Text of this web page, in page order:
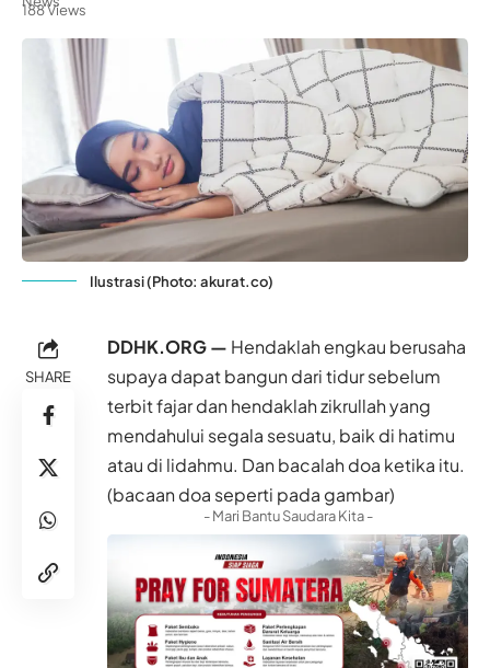
188 Views
Ilustrasi (Photo: akurat.co)
SHARE
DDHK.ORG — Hendaklah engkau berusaha
supaya dapat bangun dari tidur sebelum
terbit fajar dan hendaklah zikrullah yang
mendahului segala sesuatu, baik di hatimu
atau di lidahmu. Dan bacalah doa ketika itu.
(bacaan doa seperti pada gambar)
- Mari Bantu Saudara Kita -